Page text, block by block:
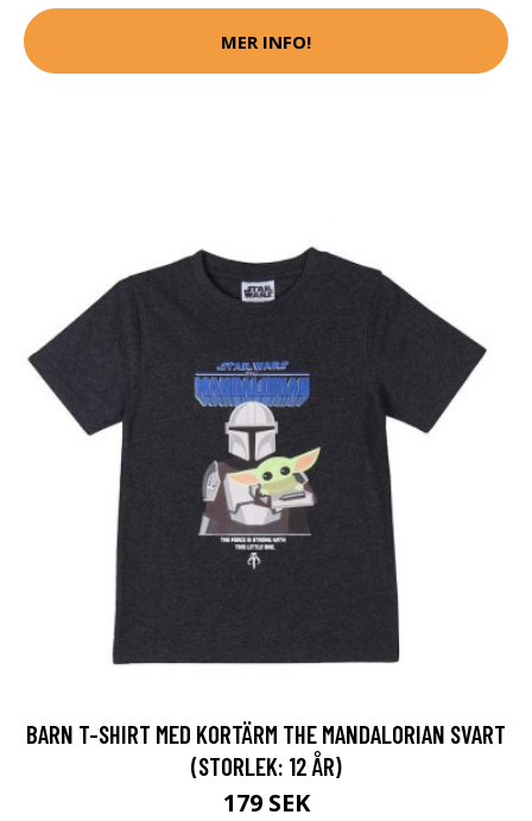
MER INFO!
BARN T-SHIRT MED KORTÄRM THE MANDALORIAN SVART
(STORLEK: 12 ÅR)
179 SEK